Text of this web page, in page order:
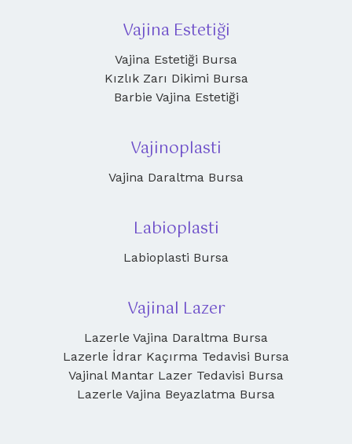
Vajina Estetiği
Vajina Estetiği Bursa
Kızlık Zarı Dikimi Bursa
Barbie Vajina Estetiği
Vajinoplasti
Vajina Daraltma Bursa
Labioplasti
Labioplasti Bursa
Vajinal Lazer
Lazerle Vajina Daraltma Bursa
Lazerle İdrar Kaçırma Tedavisi Bursa
Vajinal Mantar Lazer Tedavisi Bursa
Lazerle Vajina Beyazlatma Bursa